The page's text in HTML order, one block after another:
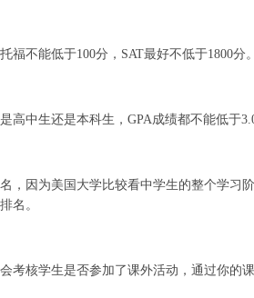
福不能低于100分，SAT最好不低于1800分
高中生还是本科生，GPA成绩都不能低于
，因为美国大学比较看中学生的整个学习
名。
考核学生是否参加了课外活动，通过你的